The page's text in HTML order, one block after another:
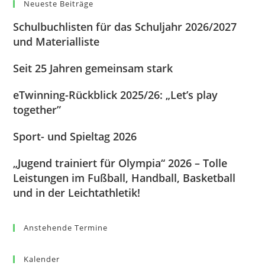
Neueste Beiträge
Schulbuchlisten für das Schuljahr 2026/2027
und Materialliste
Seit 25 Jahren gemeinsam stark
eTwinning-Rückblick 2025/26: „Let’s play
together”
Sport- und Spieltag 2026
„Jugend trainiert für Olympia“ 2026 – Tolle
Leistungen im Fußball, Handball, Basketball
und in der Leichtathletik!
Anstehende Termine
Kalender